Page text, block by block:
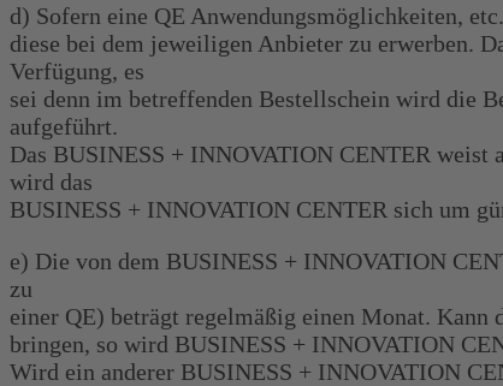
d) Sofern eine QE Anwendungsmöglichkeiten,
diese bei dem jeweiligen Anbieter zu erwerben.
Verfügung, es
sei denn im betreffenden Bestellschein wird die
aufgeführt.
Das BUSINESS + INNOVATION CENTER weist
wird das
BUSINESS + INNOVATION CENTER sich um
e) Die von dem BUSINESS + INNOVATION
zu
einer QE) beträgt regelmäßig einen Monat.
bringen, so wird BUSINESS + INNOVATION
Wird ein anderer BUSINESS + INNOVATION